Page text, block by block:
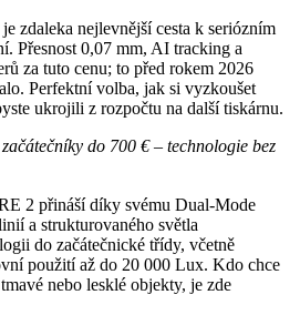
zdaleka nejlevnější cesta k seriózním
Přesnost 0,07 mm, AI tracking a
za tuto cenu; to před rokem 2026
Perfektní volba, jak si vyzkoušet
ukrojili z rozpočtu na další tiskárnu.
do 700 € – technologie bez
2 přináší díky svému Dual-Mode
a strukturovaného světla
do začátečnické třídy, včetně
použití až do 20 000 Lux. Kdo chce
nebo lesklé objekty, je zde